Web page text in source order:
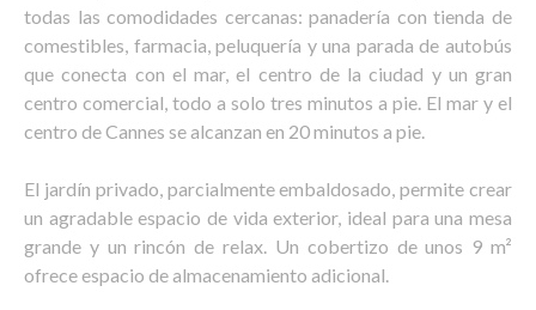
todas las comodidades cercanas: panadería con tienda de
comestibles, farmacia, peluquería y una parada de autobús
que conecta con el mar, el centro de la ciudad y un gran
centro comercial, todo a solo tres minutos a pie. El mar y el
centro de Cannes se alcanzan en 20 minutos a pie.
El jardín privado, parcialmente embaldosado, permite crear
un agradable espacio de vida exterior, ideal para una mesa
grande y un rincón de relax. Un cobertizo de unos 9 m²
ofrece espacio de almacenamiento adicional.